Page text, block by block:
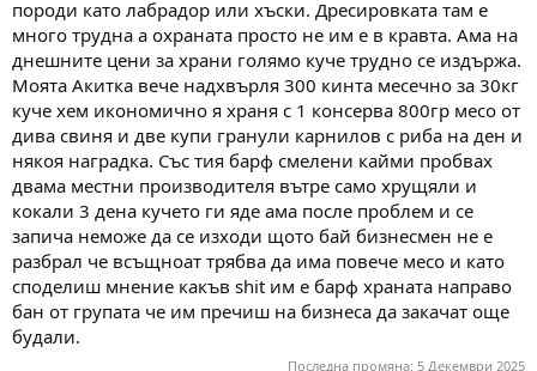
породи като лабрадор или хъски. Дресировката там е
много трудна а охраната просто не им е в кравта. Ама на
днешните цени за храни голямо куче трудно се издържа.
Моята Акитка вече надхвърля 300 кинта месечно за 30кг
куче хем икономично я храня с 1 консерва 800гр месо от
дива свиня и две купи гранули карнилов с риба на ден и
някоя наградка. Със тия барф смелени кайми пробвах
двама местни производителя вътре само хрущяли и
кокали 3 дена кучето ги яде ама после проблем и се
запича неможе да се изходи щото бай бизнесмен не е
разбрал че всъщноат трябва да има повече месо и като
споделиш мнение какъв shit им е барф храната направо
бан от групата че им пречиш на бизнеса да закачат още
будали.
Последна промяна: 5 Декември 2025